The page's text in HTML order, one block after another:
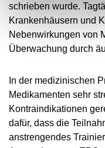
schrieben wurde.
Krankenhäusern und
Nebenwirkungen von
Überwachung durch
In der medizinischen
Medikamenten sehr
Kontraindikationen
dafür, dass die
anstrengendes